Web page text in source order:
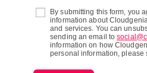
By submitting this form, you
information about
and services. You can
sending an email to
information on how
personal information, please